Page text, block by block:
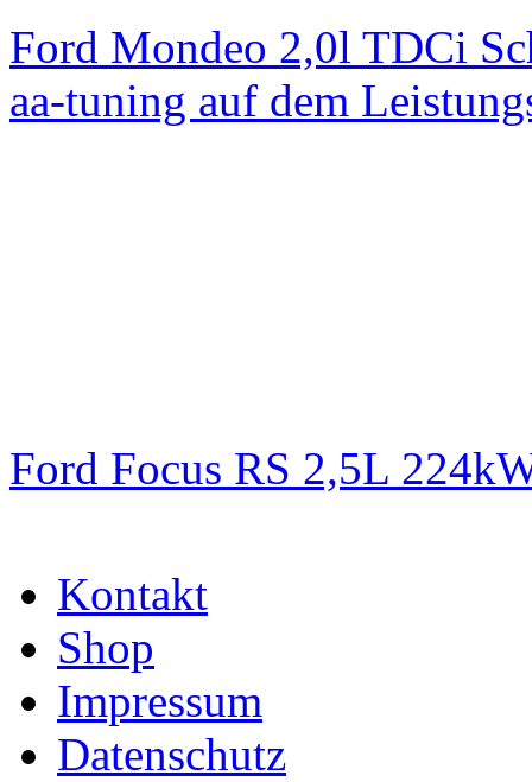
Ford Mondeo 2,0l TDCi
aa-tuning auf dem
Ford Focus RS 2,5L
Kontakt
Shop
Impressum
Datenschutz